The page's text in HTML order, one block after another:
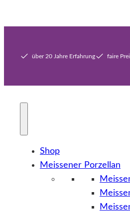
über 20 Jahre Erfahrung faire
Shop
Meissener Porzellan